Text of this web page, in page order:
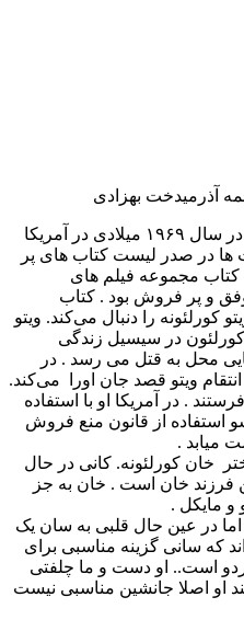
آذرمیدخت بهزادی
کتاب پدرخوانده به قلم ماریو پوزو در سال ۱۹۶۹ میلادی در آمریکا
ها در صدر لیست کتاب های پر
مجموعه فیلم های
و پر فروش بود . کتاب
کورلئونه را دنبال می‌کند. ویتو
در سیسیل زندگی
محل به قتل می رسد . در
ویتو قصد جان اورا می‌کند.
. در آمریکا او با استفاده
استفاده از قانون منع فروش
میابد .
خان کورلئونه. کانی در حال
فرزند خان است ‌. خان به جز
در عین حال قلبی به سان یک
که سانی گزینه مناسبی برای
است.. او دست و ما چلفتی
او اصلا جانشین مناسبی نیست